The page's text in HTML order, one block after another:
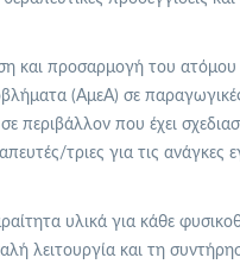
και προσαρμογή του ατόμου
(ΑμεΑ) σε
περιβάλλον που έχει
τριες για τις ανάγκες
υλικά για κάθε
λειτουργία και τη